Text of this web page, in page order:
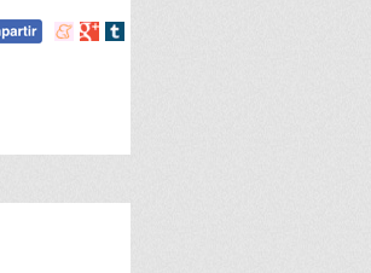
Compartir
Compartir
Compartir